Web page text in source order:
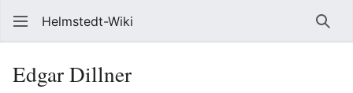
Helmstedt-Wiki
Edgar Dillner